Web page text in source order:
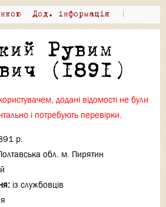
Дод. інформація |
Рувим
(1891)
додані відомості не були
і потребують перевірки.
р.
обл. м. Пирятин
із службовців